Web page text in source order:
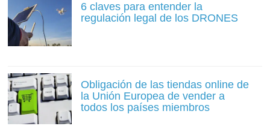
6 claves para entender la
regulación legal de los DRONES
Obligación de las tiendas online de
la Unión Europea de vender a
todos los países miembros